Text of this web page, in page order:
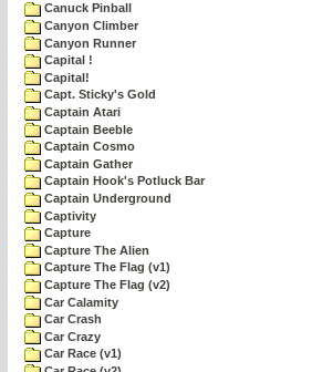
Canuck Pinball
Canyon Climber
Canyon Runner
Capital !
Capital!
Capt. Sticky's Gold
Captain Atari
Captain Beeble
Captain Cosmo
Captain Gather
Captain Hook's Potluck Bar
Captain Underground
Captivity
Capture
Capture The Alien
Capture The Flag (v1)
Capture The Flag (v2)
Car Calamity
Car Crash
Car Crazy
Car Race (v1)